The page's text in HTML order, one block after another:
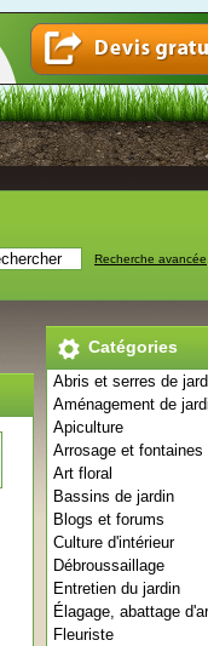
Recherche avancée
Catégories
Abris et serres de
Aménagement de
Apiculture
Arrosage et fontaines
Art floral
Bassins de jardin
Blogs et forums
Culture d'intérieur
Débroussaillage
Entretien du jardin
Élagage, abattage
Fleuriste